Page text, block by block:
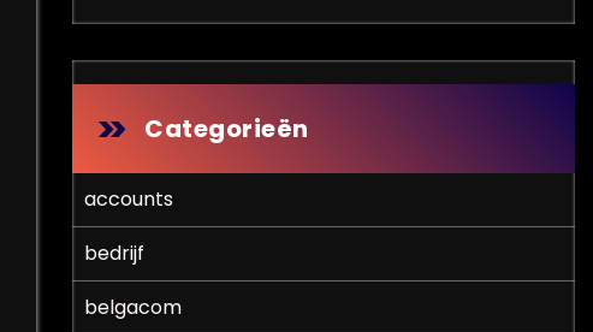
Categorieën
accounts
bedrijf
belgacom